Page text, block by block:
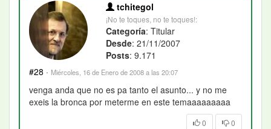
tchitegol
¡No te toques, no te toques!:
Categoría: Titular
Desde: 21/11/2007
Posts: 9.171
#28 · Miércoles, 16 de Enero de 2008 a las 20:07
venga anda que no es pa tanto el asunto... y no me
exeis la bronca por meterme en este temaaaaaaaaa
0 0